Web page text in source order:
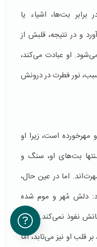
بت‌ها، اشیاء یا
و در نتیجه، قلبش از
او عبادت می‌کند،
نور فطرت در درونش
مهرخورده است، زیرا او
بت‌های او، سنگ و
اما در عین حال،
دلش مُهر و موم شده
نفوذ نمی‌کند. همان
قلب او نیز می‌تابد، اما